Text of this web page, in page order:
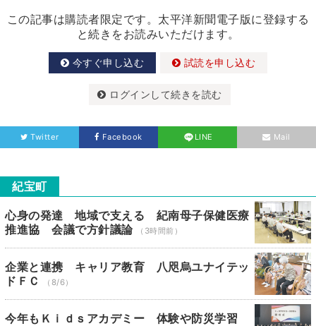
この記事は購読者限定です。太平洋新聞電子版に登録する
と続きをお読みいただけます。
今すぐ申し込む 試読を申し込む
ログインして続きを読む
Twitter Facebook LINE Mail
紀宝町
心身の発達 地域で支える 紀南母子保健医療
推進協 会議で方針議論
（3時間前）
企業と連携 キャリア教育 八咫烏ユナイテッ
ドＦＣ
（8/6）
今年もＫｉｄｓアカデミー 体験や防災学習